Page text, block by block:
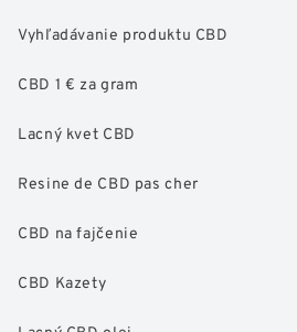
Vyhľadávanie produktu CBD
CBD 1 € za gram
Lacný kvet CBD
Resine de CBD pas cher
CBD na fajčenie
CBD Kazety